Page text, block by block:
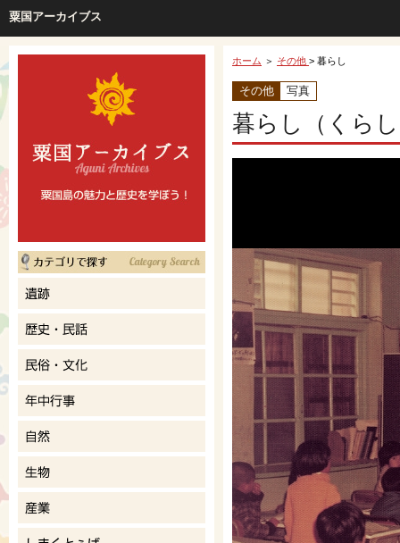
粟国アーカイブス
ホーム ＞ その他 > 暮らし
その他 写真
暮らし（くら